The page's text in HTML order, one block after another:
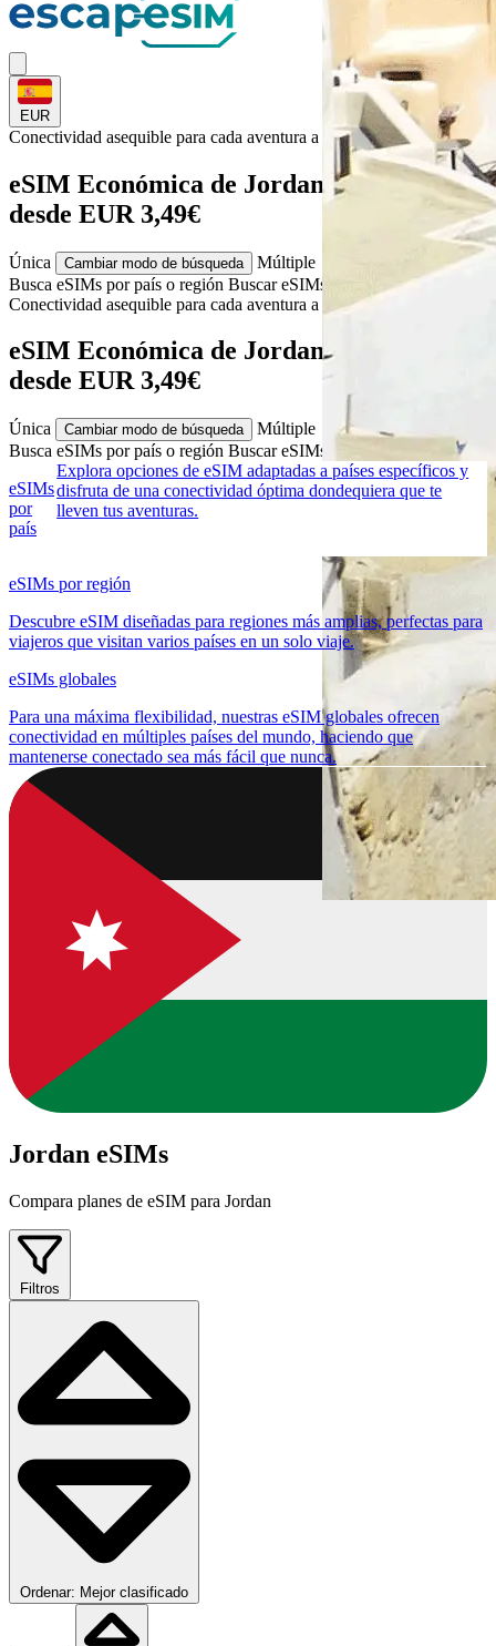
EUR
Conectividad asequible para cada aventura a Jordan
eSIM Económica de Jordan para Viajeros
desde EUR 3,49€
Única Cambiar modo de búsqueda
Múltiple
Busca eSIMs por país o región Buscar eSIMs para varios países
Conectividad asequible para cada aventura a Jordan
eSIM Económica de Jordan para Viajeros
desde EUR 3,49€
Única Cambiar modo de búsqueda
Múltiple
Busca eSIMs por país o región Buscar eSIMs para varios países
eSIMs
por
país
Explora opciones de eSIM adaptadas a países específicos y
disfruta de una conectividad óptima dondequiera que te
lleven tus aventuras.
eSIMs por región
Descubre eSIM diseñadas para regiones más amplias, perfectas para
viajeros que visitan varios países en un solo viaje.
eSIMs globales
Para una máxima flexibilidad, nuestras eSIM globales ofrecen
conectividad en múltiples países del mundo, haciendo que
mantenerse conectado sea más fácil que nunca.
Jordan eSIMs
Compara planes de eSIM para Jordan
Filtros
Ordenar: Mejor clasificado